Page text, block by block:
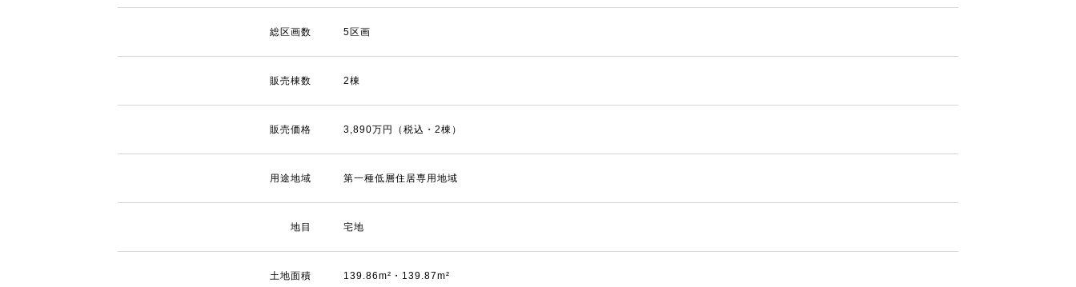
総区画数 5区画
販売棟数 2棟
販売価格 3,890万円（税込・2棟）
用途地域 第一種低層住居専用地域
地目 宅地
土地面積 139.86m²・139.87m²